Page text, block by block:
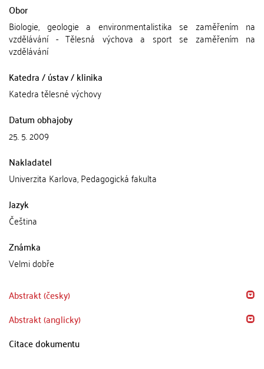
Obor
Biologie, geologie a environmentalistika se zaměřením na
vzdělávání - Tělesná výchova a sport se zaměřením na
vzdělávání
Katedra / ústav / klinika
Katedra tělesné výchovy
Datum obhajoby
25. 5. 2009
Nakladatel
Univerzita Karlova, Pedagogická fakulta
Jazyk
Čeština
Známka
Velmi dobře
Abstrakt (česky)
Abstrakt (anglicky)
Citace dokumentu